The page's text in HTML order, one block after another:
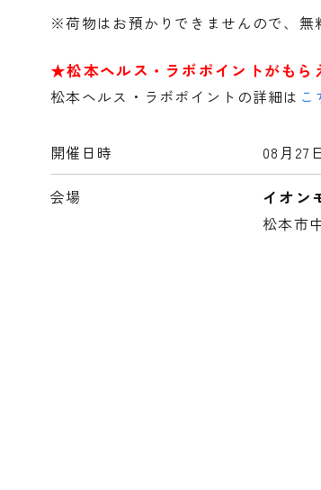
※荷物はお預かりできませんので、無
★松本ヘルス・ラボポイントがもら
松本ヘルス・ラボポイントの詳細は こ
開催日時 08月27
会場
イオン
松本市